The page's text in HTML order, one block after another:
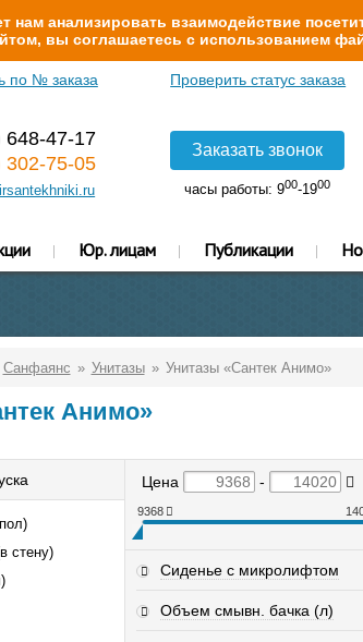
анализировать взаимодействие
вы соглашаетесь с использованием
по № заказа Проверить статус заказа
648-47-17
302-75-05
Заказать звонок
часы работы: 900-1900
Юр. лицам Публикации
Санфаянс Унитазы Унитазы «Сантек Анимо»
Анимо»
стену)
Цена -
9368
Сиденье с микролифтом
Объем смывн. бачка (л)